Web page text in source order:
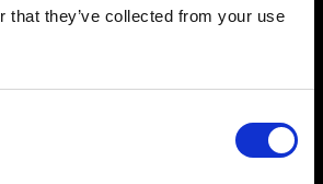
that they’ve collected from your use
et offrez-vous en exclusivité toute l'actualité
nos produits ainsi que les principales nouvelles